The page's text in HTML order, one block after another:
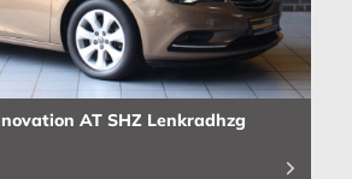
AT SHZ Lenkradhzg